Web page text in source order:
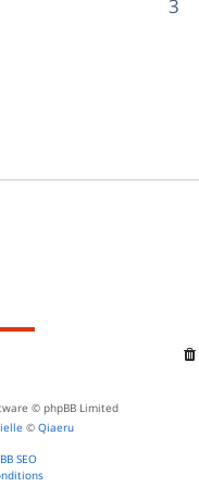
sp
e
3
© phpBB Limited
© Qiaeru
SEO